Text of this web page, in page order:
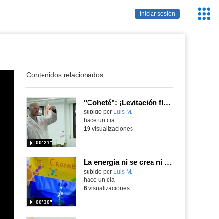
Iniciar sesión
Contenidos relacionados:
"Coheté": ¡Levitación flamígera!
Contenido educativo.
subido por Luis M.
00′ 21″
hace un dia
19visualizaciones
La energía ni se crea ni se destruye... ¡se experimenta! El Tierno en la Feria Madrid es Ciencia 2026
Contenido educativo.
subido por Luis M.
00′ 30″
hace un dia
6visualizaciones